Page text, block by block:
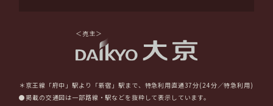
＜売主＞
＊京王線「府中」駅より「新宿」駅まで、特急利用直通37分(24分／特急利用)
●掲載の交通図は一部路線・駅などを抜粋して表示しています。